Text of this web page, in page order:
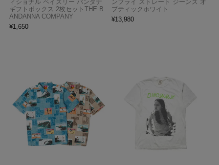
ィショナル ペイズリー バンダナ
ギフトボックス 2枚セットTHE B
ANDANNA COMPANY
¥1,650
ンフライ ストレート ジーンズ オ
プティックホワイト
¥13,980